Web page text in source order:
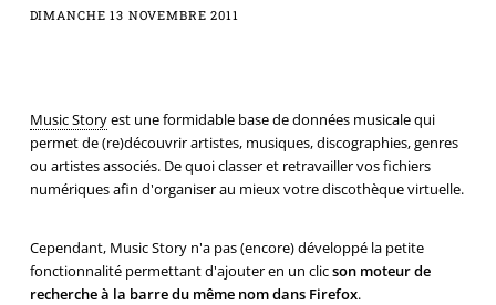
DIMANCHE 13 NOVEMBRE 2011
Music Storyest une formidable base de données musicale qui
permet de (re)découvrir artistes, musiques, discographies, genres
ou artistes associés. De quoi classer et retravailler vos fichiers
numériques afin d'organiser au mieux votre discothèque virtuelle.
Cependant, Music Story n'a pas (encore) développé la petite
fonctionnalité permettant d'ajouter en un clicson moteur de
recherche à la barre du même nom dans Firefox.